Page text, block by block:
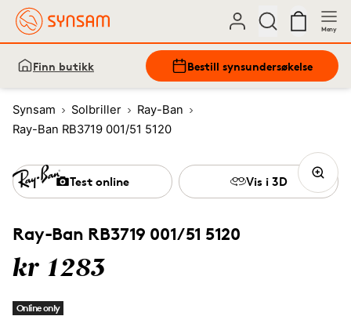
Meny
Finn butikk Bestill synsundersøkelse
Synsam Solbriller
Ray-Ban
Ray-Ban RB3719 001/51 5120
Ray-Ban RB3719 001/51 5120
kr 1283
Online only
Test online Vis i 3D